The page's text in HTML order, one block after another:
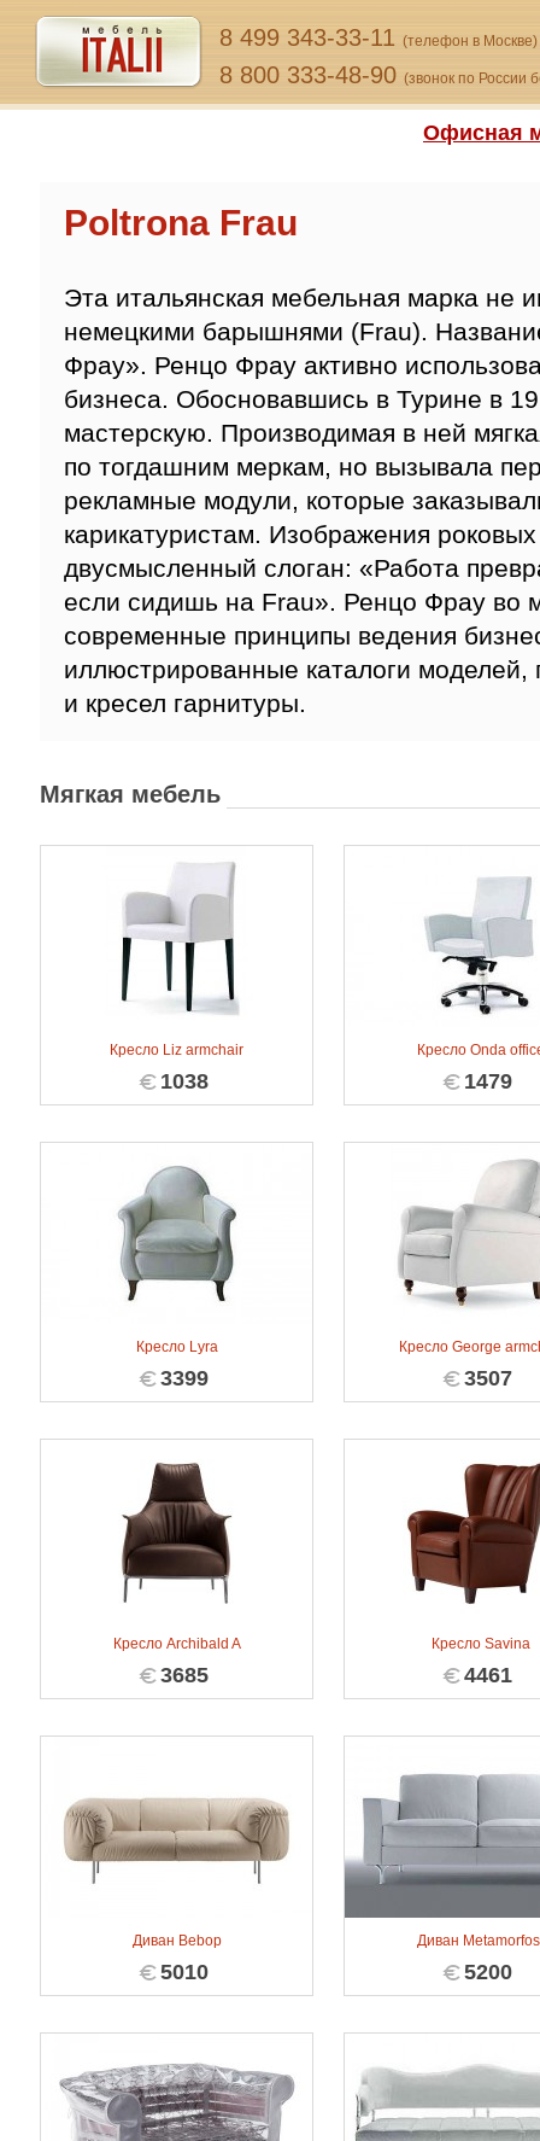
8 499 343-33-11 (телефон в Москве)
8 800 333-48-90 (звонок по России
Офисная
Poltrona Frau
Эта итальянская мебельная марка не
немецкими барышнями (Frau).
Фрау». Ренцо Фрау активно
бизнеса. Обосновавшись в Турине в
мастерскую. Производимая в ней
по тогдашним меркам, но вызывала
рекламные модули, которые
карикатуристам. Изображения
двусмысленный слоган: «Работа
если сидишь на Frau». Ренцо Фрау во
современные принципы ведения
иллюстрированные каталоги
и кресел гарнитуры.
Мягкая мебель
Кресло Liz armchair
1038
Кресло Onda
1479
Кресло Lyra
3399
Кресло George
3507
Кресло Archibald A
3685
Кресло Savina
4461
Диван Bebop
5010
Диван
5200